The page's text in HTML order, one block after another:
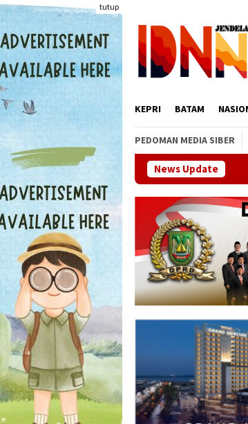
Loncat
ke
konten
tutup
KEPRI BATAM
PEDOMAN MEDIA SIBER
News Update
Rayakan HUT ke-81